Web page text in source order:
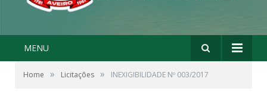
MENU
Home » Licitações » INEXIGIBILIDADE Nº 003/2017